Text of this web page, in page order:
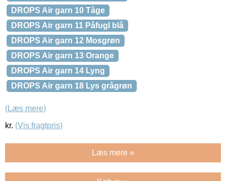
DROPS Air garn 10 Tåge
DROPS Air garn 11 Påfugl blå
DROPS Air garn 12 Mosgrøn
DROPS Air garn 13 Orange
DROPS Air garn 14 Lyng
DROPS Air garn 18 Lys grågrøn
(Læs mere)
kr. (Vis fragtpris)
Læs mere »